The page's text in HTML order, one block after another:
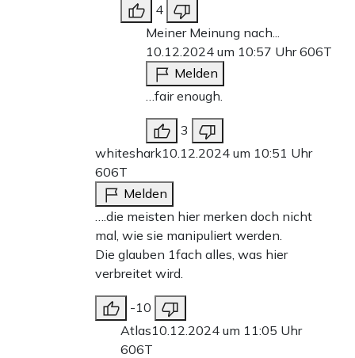
4
Meiner Meinung nach...
10.12.2024 um 10:57 Uhr606T
Melden
…fair enough.
3
whiteshark10.12.2024 um 10:51 Uhr
606T
Melden
….die meisten hier merken doch nicht
mal, wie sie manipuliert werden.
Die glauben 1fach alles, was hier
verbreitet wird.
-10
Atlas10.12.2024 um 11:05 Uhr
606T